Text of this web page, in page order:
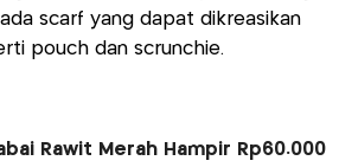
scarf yang dapat dikreasikan
pouch dan scrunchie.
Rawit Merah Hampir Rp60.000